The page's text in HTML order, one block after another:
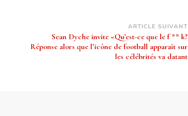
ARTICLE SUIVANT
Sean Dyche invite «Qu’est-ce que le f ** k?
Réponse alors que l’icône de football apparaît sur
les célébrités va datant